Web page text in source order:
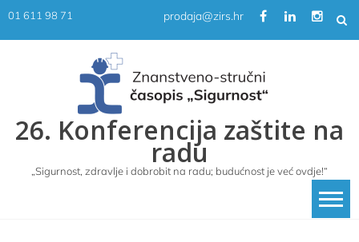
Skip01 611 98 71 prodaja@zirs.hr
26. Konferencija zaštite na
radu
„Sigurnost, zdravlje i dobrobit na radu; budućnost je već ovdje!“